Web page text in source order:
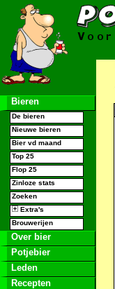
Bieren
De bieren
Nieuwe bieren
Bier vd maand
Top 25
Flop 25
Zinloze stats
Zoeken
Extra's
Brouwerijen
Over bier
Potjebier
Leden
Recepten